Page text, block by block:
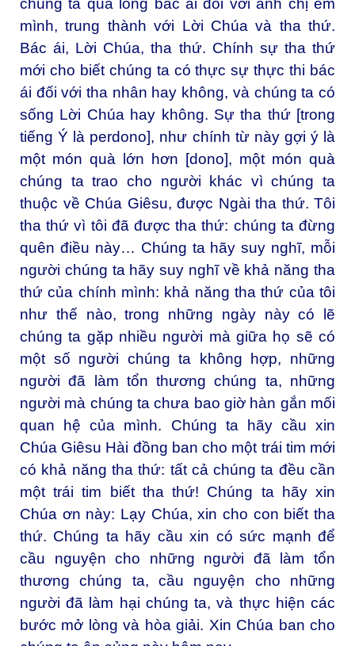
chúng ta qua lòng bác ái đối với anh chị em
mình, trung thành với Lời Chúa và tha thứ.
Bác ái, Lời Chúa, tha thứ. Chính sự tha thứ
mới cho biết chúng ta có thực sự thực thi bác
ái đối với tha nhân hay không, và chúng ta có
sống Lời Chúa hay không. Sự tha thứ [trong
tiếng Ý là perdono], như chính từ này gợi ý là
một món quà lớn hơn [dono], một món quà
chúng ta trao cho người khác vì chúng ta
thuộc về Chúa Giêsu, được Ngài tha thứ. Tôi
tha thứ vì tôi đã được tha thứ: chúng ta đừng
quên điều này… Chúng ta hãy suy nghĩ, mỗi
người chúng ta hãy suy nghĩ về khả năng tha
thứ của chính mình: khả năng tha thứ của tôi
như thế nào, trong những ngày này có lẽ
chúng ta gặp nhiều người mà giữa họ sẽ có
một số người chúng ta không hợp, những
người đã làm tổn thương chúng ta, những
người mà chúng ta chưa bao giờ hàn gắn mối
quan hệ của mình. Chúng ta hãy cầu xin
Chúa Giêsu Hài đồng ban cho một trái tim mới
có khả năng tha thứ: tất cả chúng ta đều cần
một trái tim biết tha thứ! Chúng ta hãy xin
Chúa ơn này: Lạy Chúa, xin cho con biết tha
thứ. Chúng ta hãy cầu xin có sức mạnh để
cầu nguyện cho những người đã làm tổn
thương chúng ta, cầu nguyện cho những
người đã làm hại chúng ta, và thực hiện các
bước mở lòng và hòa giải. Xin Chúa ban cho